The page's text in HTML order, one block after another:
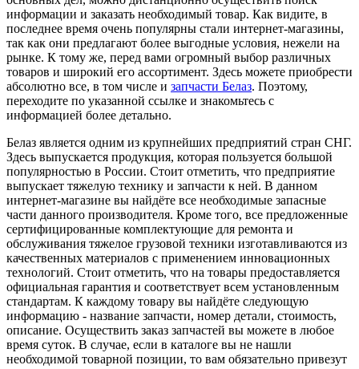
информации и заказать необходимый товар. Как видите, в
последнее время очень популярны стали интернет-магазины,
так как они предлагают более выгодные условия, нежели на
рынке. К тому же, перед вами огромный выбор различных
товаров и широкий его ассортимент. Здесь можете приобрести
абсолютно все, в том числе и запчасти Белаз. Поэтому,
переходите по указанной ссылке и знакомьтесь с
информацией более детально.
Белаз является одним из крупнейших предприятий стран СНГ.
Здесь выпускается продукция, которая пользуется большой
популярностью в России. Стоит отметить, что предприятие
выпускает тяжелую технику и запчасти к ней. В данном
интернет-магазине вы найдёте все необходимые запасные
части данного производителя. Кроме того, все предложенные
сертифицированные комплектующие для ремонта и
обслуживания тяжелое грузовой техники изготавливаются из
качественных материалов с применением инновационных
технологий. Стоит отметить, что на товары предоставляется
официальная гарантия и соответствует всем установленным
стандартам. К каждому товару вы найдёте следующую
информацию - название запчасти, номер детали, стоимость,
описание. Осуществить заказ запчастей вы можете в любое
время суток. В случае, если в каталоге вы не нашли
необходимой товарной позиции, то вам обязательно привезут